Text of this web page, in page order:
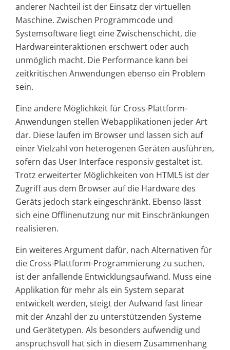
anderer Nachteil ist der Einsatz der virtuellen
Maschine. Zwischen Programmcode und
Systemsoftware liegt eine Zwischenschicht, die
Hardwareinteraktionen erschwert oder auch
unmöglich macht. Die Performance kann bei
zeitkritischen Anwendungen ebenso ein Problem
sein.
Eine andere Möglichkeit für Cross-Plattform-
Anwendungen stellen Webapplikationen jeder Art
dar. Diese laufen im Browser und lassen sich auf
einer Vielzahl von heterogenen Geräten ausführen,
sofern das User Interface responsiv gestaltet ist.
Trotz erweiterter Möglichkeiten von HTML5 ist der
Zugriff aus dem Browser auf die Hardware des
Geräts jedoch stark eingeschränkt. Ebenso lässt
sich eine Offlinenutzung nur mit Einschränkungen
realisieren.
Ein weiteres Argument dafür, nach Alternativen für
die Cross-Plattform-Programmierung zu suchen,
ist der anfallende Entwicklungsaufwand. Muss eine
Applikation für mehr als ein System separat
entwickelt werden, steigt der Aufwand fast linear
mit der Anzahl der zu unterstützenden Systeme
und Gerätetypen. Als besonders aufwendig und
anspruchsvoll hat sich in diesem Zusammenhang